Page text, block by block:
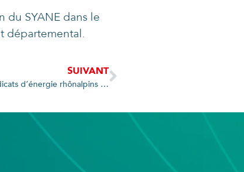
du SYANE dans le
départemental.
SUIVANT
Le SYANE accueille les Présidents et Directeurs des Syndicats d’énergie rhônalpins en Haute-Savoie